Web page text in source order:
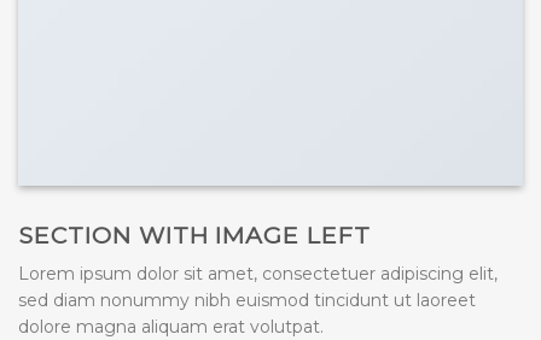
SECTION WITH IMAGE LEFT
Lorem ipsum dolor sit amet, consectetuer adipiscing elit,
sed diam nonummy nibh euismod tincidunt ut laoreet
dolore magna aliquam erat volutpat.